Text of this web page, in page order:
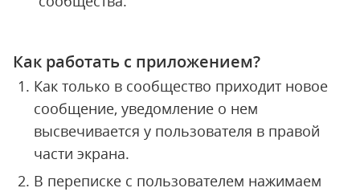
Как работать с приложением?
Как только в сообщество приходит новое
сообщение, уведомление о нем
высвечивается у пользователя в правой
части экрана.
В переписке с пользователем нажимаем